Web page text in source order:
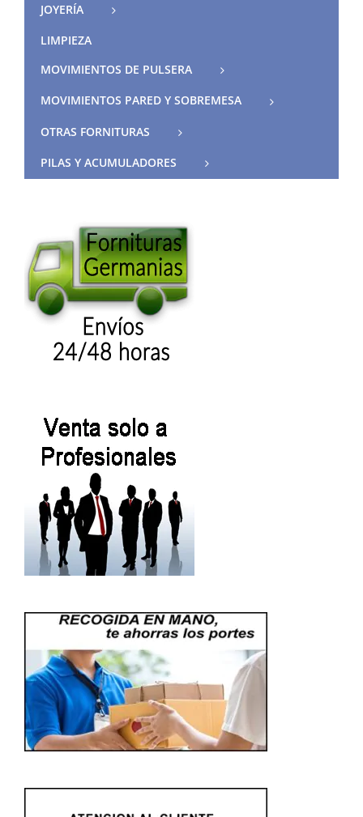
JOYERÍA
LIMPIEZA
MOVIMIENTOS DE PULSERA
MOVIMIENTOS PARED Y SOBREMESA
OTRAS FORNITURAS
PILAS Y ACUMULADORES